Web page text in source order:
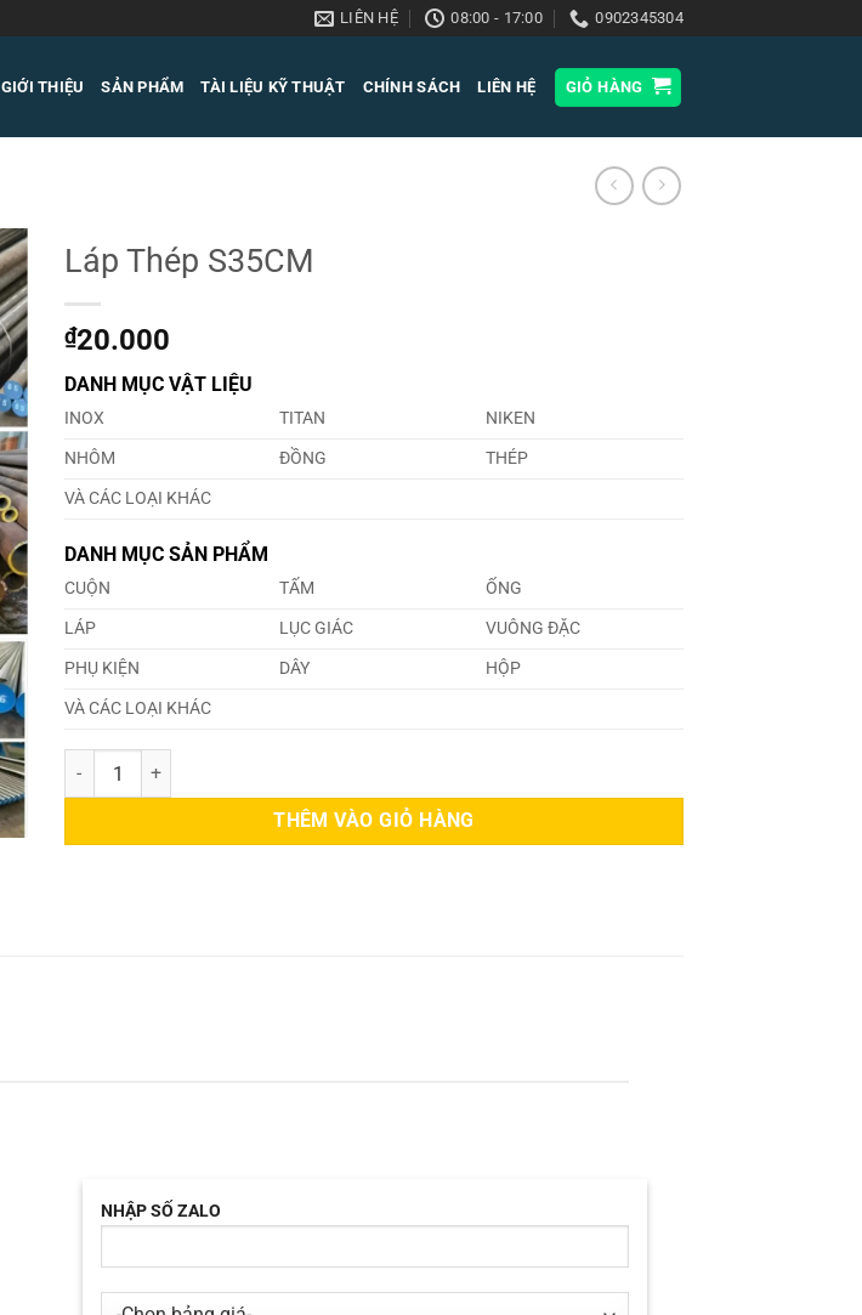
LIÊN HỆ 08:00 - 17:00 0902345304
GIỚI THIỆU SẢN PHẨM TÀI LIỆU KỸ THUẬT CHÍNH SÁCH LIÊN HỆ GIỎ HÀNG
Láp Thép S35CM
₫20.000
DANH MỤC VẬT LIỆU
INOX TITAN
NIKEN
NHÔM
ĐỒNG
THÉP
VÀ CÁC LOẠI KHÁC
DANH MỤC SẢN PHẨM
CUỘN TẤM
ỐNG
LÁP
LỤC GIÁC
VUÔNG ĐẶC
PHỤ KIỆN
DÂY
HỘP
VÀ CÁC LOẠI KHÁC
Láp Thép S35CM số lượng
THÊM VÀO GIỎ HÀNG
NHẬP SỐ ZALO